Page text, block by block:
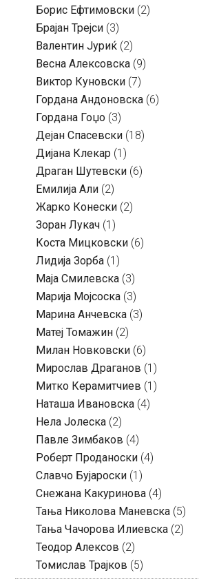
Борис Ефтимовски (2)
Брајан Трејси (3)
Валентин Јуриќ (2)
Весна Алексовска (9)
Виктор Куновски (7)
Гордана Андоновска (6)
Гордана Гоџо (3)
Дејан Спасевски (18)
Дијана Клекар (1)
Драган Шутевски (6)
Емилија Али (2)
Жарко Конески (2)
Зоран Лукач (1)
Коста Мицковски (6)
Лидија Зорба (1)
Маја Смилевска (3)
Марија Мојсоска (3)
Марина Анчевска (3)
Матеј Томажин (2)
Милан Новковски (6)
Мирослав Драганов (1)
Митко Керамитчиев (1)
Наташа Ивановска (4)
Нела Јолеска (2)
Павле Зимбаков (4)
Роберт Проданоски (4)
Славчо Бујароски (1)
Снежана Какуринова (4)
Тања Николова Маневска (5)
Тања Чачорова Илиевска (2)
Теодор Алексов (2)
Томислав Трајков (5)